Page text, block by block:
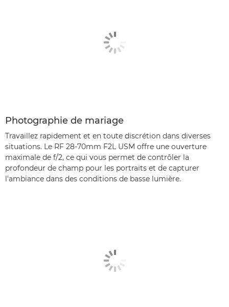
Photographie de mariage
Travaillez rapidement et en toute discrétion dans diverses
situations. Le RF 28-70mm F2L USM offre une ouverture
maximale de f/2, ce qui vous permet de contrôler la
profondeur de champ pour les portraits et de capturer
l'ambiance dans des conditions de basse lumière.